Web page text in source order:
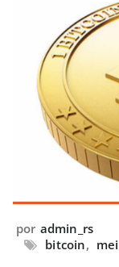
por admin_rs
bitcoin,